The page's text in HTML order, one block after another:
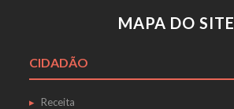
MAPA DO SITE
CIDADÃO
Receita